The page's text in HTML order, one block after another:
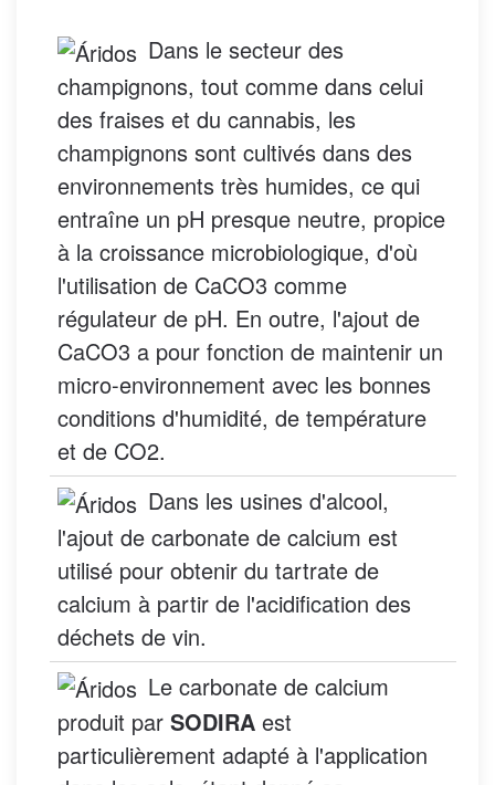
Dans le secteur des
champignons, tout comme dans celui
des fraises et du cannabis, les
champignons sont cultivés dans des
environnements très humides, ce qui
entraîne un pH presque neutre, propice
à la croissance microbiologique, d'où
l'utilisation de CaCO3 comme
régulateur de pH. En outre, l'ajout de
CaCO3 a pour fonction de maintenir un
micro-environnement avec les bonnes
conditions d'humidité, de température
et de CO2.
Dans les usines d'alcool,
l'ajout de carbonate de calcium est
utilisé pour obtenir du tartrate de
calcium à partir de l'acidification des
déchets de vin.
Le carbonate de calcium
produit par SODIRA est
particulièrement adapté à l'application